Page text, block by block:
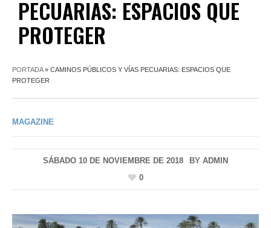
PECUARIAS: ESPACIOS QUE
PROTEGER
PORTADA» CAMINOS PÚBLICOS Y VÍAS PECUARIAS: ESPACIOS QUE
PROTEGER
MAGAZINE
SÁBADO 10 DE NOVIEMBRE DE 2018 BY ADMIN
0